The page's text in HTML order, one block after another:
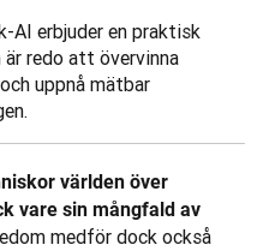
AI erbjuder en praktisk
redo att övervinna
uppnå mätbar
världen över
vare sin mångfald av
medför dock också